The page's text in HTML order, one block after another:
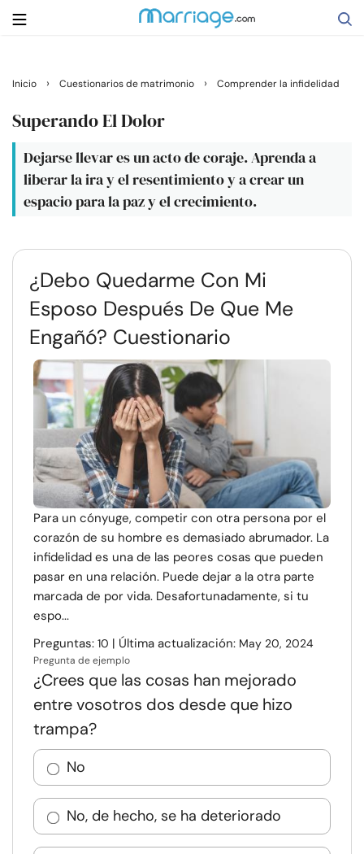
Buscar
Casarse
Relaciones
Ayuda
Cursos
Recursos
Comunidad
Encuentra un terapeuta
Idioma ES
Sobre nosotros Contáctanos Escríbenos
Publicidad con
nosotros
© Copyright 2026. Todos los derechos reservados.
Inicio › Cuestionarios de matrimonio › Comprender la infidelidad
Superando El Dolor
Dejarse llevar es un acto de coraje. Aprenda a
liberar la ira y el resentimiento y a crear un
espacio para la paz y el crecimiento.
¿Debo Quedarme Con Mi
Esposo Después De Que Me
Engañó? Cuestionario
Para un cónyuge, competir con otra persona por el
corazón de su hombre es demasiado abrumador. La
infidelidad es una de las peores cosas que pueden
pasar en una relación. Puede dejar a la otra parte
marcada de por vida. Desafortunadamente, si tu
espo...
Preguntas: 10 | Última actualización: May 20, 2024
Pregunta de ejemplo
¿Crees que las cosas han mejorado
entre vosotros dos desde que hizo
trampa?
No
No, de hecho, se ha deteriorado